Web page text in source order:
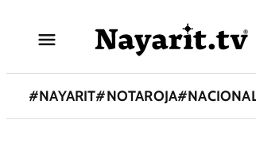
#NAYARIT#NOTAROJA#